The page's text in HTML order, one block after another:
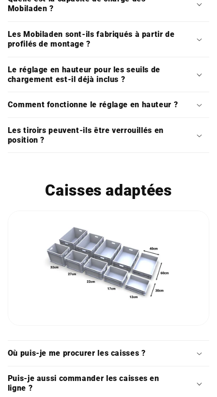
Mobiladen ?
Les Mobiladen sont-ils fabriqués à partir de
profilés de montage ?
Le réglage en hauteur pour les seuils de
chargement est-il déjà inclus ?
Comment fonctionne le réglage en hauteur ?
Les tiroirs peuvent-ils être verrouillés en
position ?
Caisses adaptées
Où puis-je me procurer les caisses ?
Puis-je aussi commander les caisses en
ligne ?